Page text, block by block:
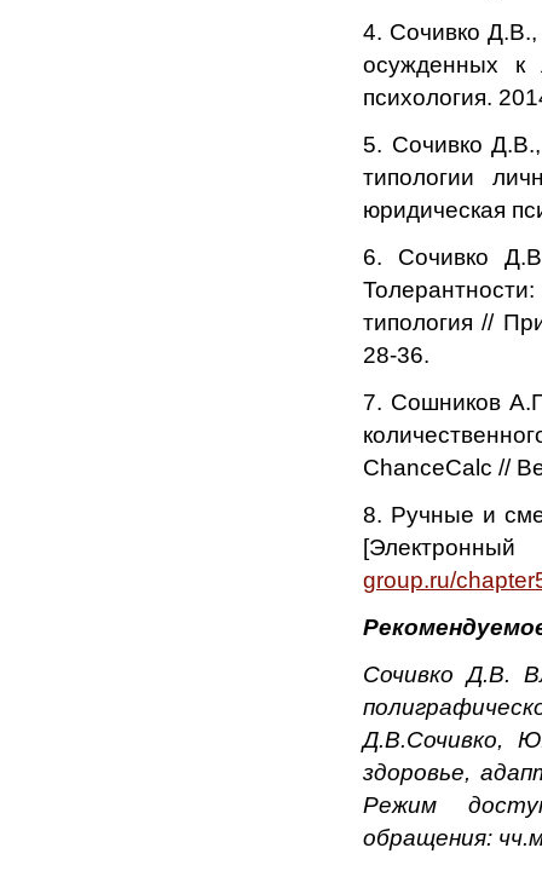
4. Сочивко
осужденных к
психология.
5. Сочивко
типологии
юридическая
6. Сочивко
типология //
28-36.
7. Сошников
ChanceCalc //
8. Ручные и
group.ru/
Сочивко Д.В.
Д.В.Сочивко,
здоровье,
Режим
обращения: